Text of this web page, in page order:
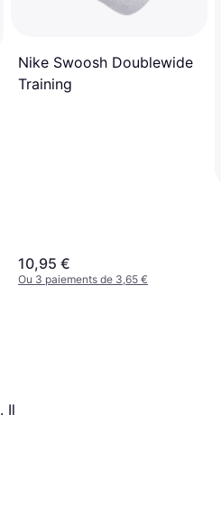
Nike Swoosh Doublewide
Training
10,95 €
Ou 3 paiements de 3,65 €
. Il